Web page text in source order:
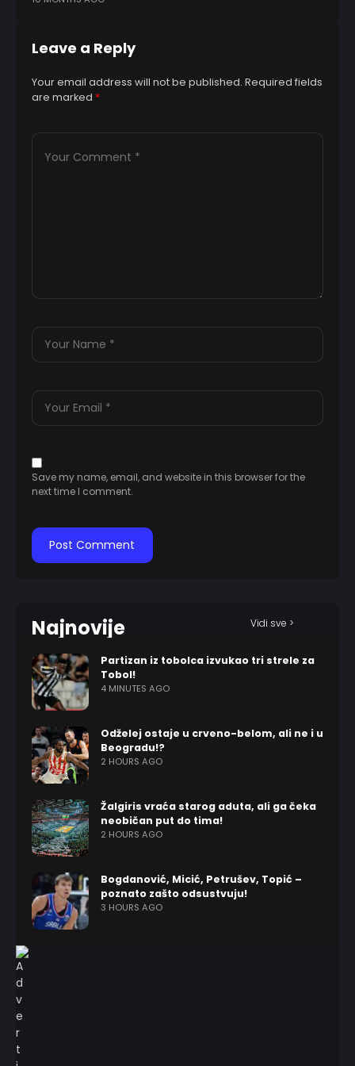
Leave a Reply
Your email address will not be published. Required fields
are marked *
Save my name, email, and website in this browser for the
next time I comment.
Najnovije Vidi sve >
Partizan iz tobolca izvukao tri strele za
Tobol!
4 MINUTES AGO
Odželej ostaje u crveno-belom, ali ne i u
Beogradu!?
2 HOURS AGO
Žalgiris vraća starog aduta, ali ga čeka
neobičan put do tima!
2 HOURS AGO
Bogdanović, Micić, Petrušev, Topić –
poznato zašto odsustvuju!
3 HOURS AGO